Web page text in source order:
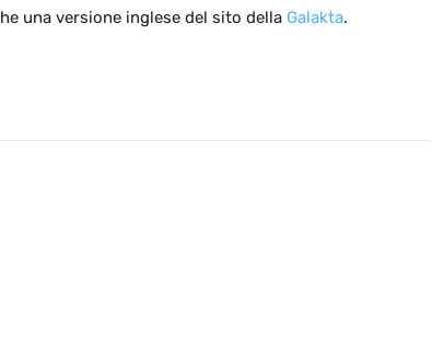
una versione inglese del sito della Galakta.